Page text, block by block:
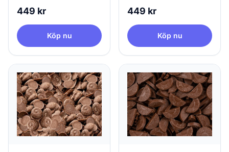
449 kr
Köp nu
449 kr
Köp nu